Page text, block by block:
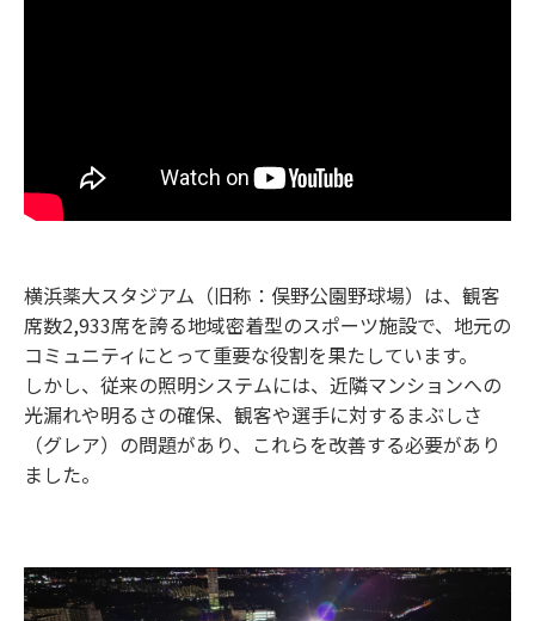
横浜薬大スタジアム（旧称：俣野公園野球場）は、観客
席数2,933席を誇る地域密着型のスポーツ施設で、地元の
コミュニティにとって重要な役割を果たしています。
しかし、従来の照明システムには、近隣マンションへの
光漏れや明るさの確保、観客や選手に対するまぶしさ
（グレア）の問題があり、これらを改善する必要があり
ました。